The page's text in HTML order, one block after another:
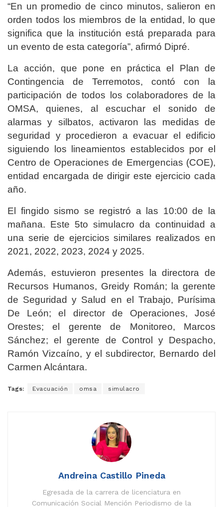
“En un promedio de cinco minutos, salieron en
orden todos los miembros de la entidad, lo que
significa que la institución está preparada para
un evento de esta categoría”, afirmó Dipré.
La acción, que pone en práctica el Plan de
Contingencia de Terremotos, contó con la
participación de todos los colaboradores de la
OMSA, quienes, al escuchar el sonido de
alarmas y silbatos, activaron las medidas de
seguridad y procedieron a evacuar el edificio
siguiendo los lineamientos establecidos por el
Centro de Operaciones de Emergencias (COE),
entidad encargada de dirigir este ejercicio cada
año.
El fingido sismo se registró a las 10:00 de la
mañana. Este 5to simulacro da continuidad a
una serie de ejercicios similares realizados en
2021, 2022, 2023, 2024 y 2025.
Además, estuvieron presentes la directora de
Recursos Humanos, Greidy Román; la gerente
de Seguridad y Salud en el Trabajo, Purísima
De León; el director de Operaciones, José
Orestes; el gerente de Monitoreo, Marcos
Sánchez; el gerente de Control y Despacho,
Ramón Vizcaíno, y el subdirector, Bernardo del
Carmen Alcántara.
Tags: Evacuación omsa simulacro
Andreina Castillo Pineda
Egresada de la carrera de licenciatura en
Comunicación Social Mención Periodismo de la